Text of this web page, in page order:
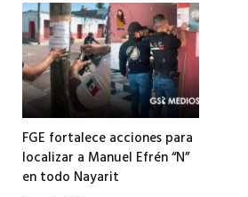
FGE fortalece acciones para
localizar a Manuel Efrén “N”
en todo Nayarit